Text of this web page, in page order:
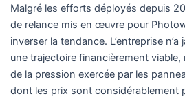
Malgré les efforts déployés depuis
de relance mis en œuvre pour
inverser la tendance. L’entreprise
une trajectoire financièrement
de la pression exercée par les
dont les prix sont considérablement